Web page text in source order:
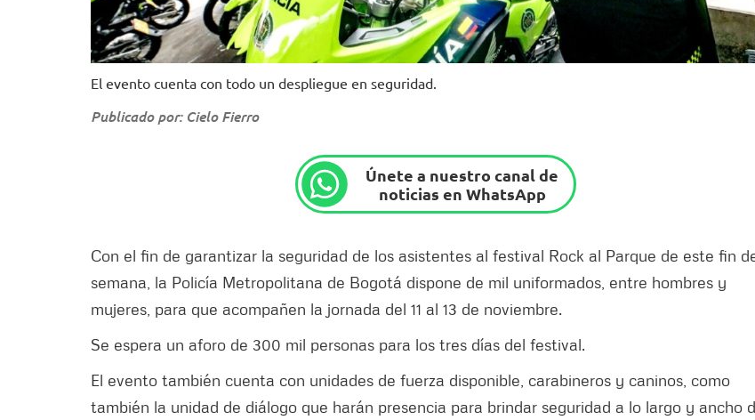
El evento cuenta con todo un despliegue en seguridad.
Publicado por: Cielo Fierro
Únete a nuestro canal de
noticias en WhatsApp
Con el fin de garantizar la seguridad de los asistentes al festival Rock al Parque de este fin
semana, la Policía Metropolitana de Bogotá dispone de mil uniformados, entre hombres y
mujeres, para que acompañen la jornada del 11 al 13 de noviembre.
Se espera un aforo de 300 mil personas para los tres días del festival.
El evento también cuenta con unidades de fuerza disponible, carabineros y caninos, como
también la unidad de diálogo que harán presencia para brindar seguridad a lo largo y ancho